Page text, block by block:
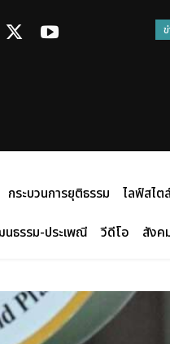
กระบวนการยุติธรรม ไลฟ์สไต
ธรรม-ประเพณี วีดีโอ สังค